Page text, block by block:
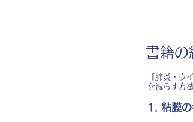
書籍の
『肺炎・ウ
を減らす方
1. 粘膜の